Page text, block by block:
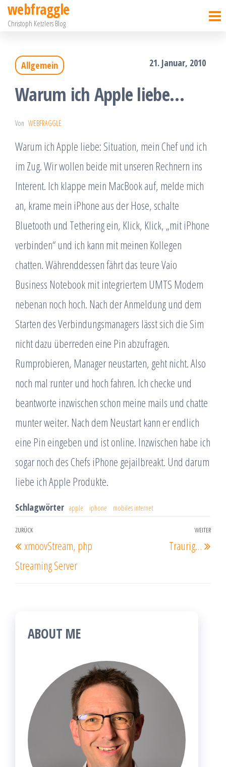
Zum
Inhalt
webfraggle
Christoph Ketzlers Blog
Allgemein 21. Januar, 2010
Warum ich Apple liebe…
Von WEBFRAGGLE
Warum ich Apple liebe: Situation, mein Chef und ich
im Zug. Wir wollen beide mit unseren Rechnern ins
Interent. Ich klappe mein MacBook auf, melde mich
an, krame mein iPhone aus der Hose, schalte
Bluetooth und Tethering ein, Klick, Klick, „mit iPhone
verbinden“ und ich kann mit meinen Kollegen
chatten. Währenddessen fährt das teure Vaio
Business Notebook mit integriertem UMTS Modem
nebenan noch hoch. Nach der Anmeldung und dem
Starten des Verbindungsmanagers lässt sich die Sim
nicht dazu überreden eine Pin abzufragen.
Rumprobieren, Manager neustarten, geht nicht. Also
noch mal runter und hoch fahren. Ich checke und
beantworte inzwischen schon meine mails und chatte
munter weiter. Nach dem Neustart kann er endlich
eine Pin eingeben und ist online. Inzwischen habe ich
sogar noch des Chefs iPhone gejailbreakt. Und darum
liebe ich Apple Produkte.
Schlagwörter apple iphone mobiles internet
Beitragsnavigation
Vorheriger
Beitrag
ZURÜCK
xmoovStream, php
Streaming Server
WEITER
Traurig…
ABOUT ME